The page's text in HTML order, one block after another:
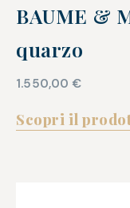
BAUME &
quarzo
1.550,00 €
Scopri il